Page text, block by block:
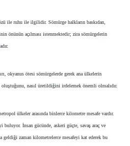
ile ruhu ile ilgilidir. Sömürge halkların baskıdan,
önünün açılması istenmektedir; zira sömürgelerin
okyanus ötesi sömürgelerde gerek ana ülkelerin
oluştuğunu, nasıl üretildiğini irdelemek önemli olmalıdır.
ülkeler arasında binlerce kilometre mesafe vardır.
İnsan gücünde, askeri güçte, savaş araç ve
zaman kilometrelerce mesafeyi kat ederek bu